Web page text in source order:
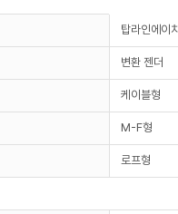
탑라인에이
변환 젠더
케이블형
M-F형
로프형